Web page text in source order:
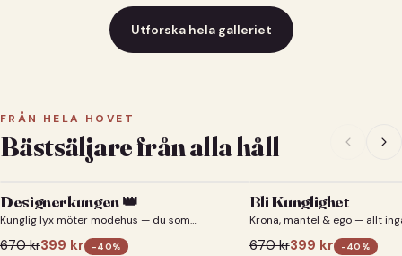
Utforska hela galleriet
FRÅN HELA HOVET
Bästsäljare från alla håll
Designerkungen 👑
Kunglig lyx möter modehus — du som
670kr399 kr -40%
Bli Kunglighet
Krona, mantel & ego — allt
670kr399 kr -40 %